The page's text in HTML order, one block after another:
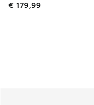
€ 179,99